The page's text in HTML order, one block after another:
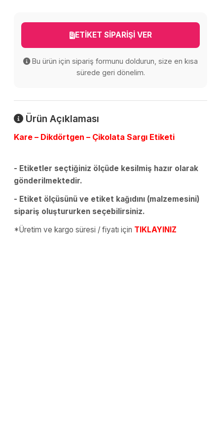
ETİKET SİPARİŞİ VER
Bu ürün için sipariş formunu doldurun, size en kısa
sürede geri dönelim.
Ürün Açıklaması
Kare – Dikdörtgen – Çikolata Sargı Etiketi
- Etiketler seçtiğiniz ölçüde kesilmiş hazır olarak
gönderilmektedir.
- Etiket ölçüsünü ve etiket kağıdını (malzemesini)
sipariş oluştururken seçebilirsiniz.
*Üretim ve kargo süresi / fiyatı için TIKLAYINIZ